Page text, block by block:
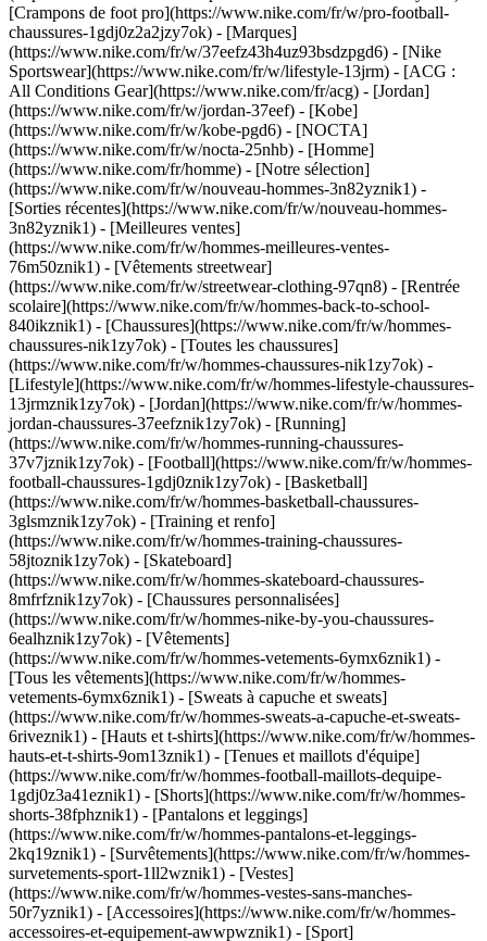
[Crampons de foot pro](https://www.nike.com/fr/w/pro-football-
chaussures-1gdj0z2a2jzy7ok) - [Marques]
(https://www.nike.com/fr/w/37eefz43h4uz93bsdzpgd6) - [Nike
Sportswear](https://www.nike.com/fr/w/lifestyle-13jrm) - [ACG :
All Conditions Gear](https://www.nike.com/fr/acg) - [Jordan]
(https://www.nike.com/fr/w/jordan-37eef) - [Kobe]
(https://www.nike.com/fr/w/kobe-pgd6) - [NOCTA]
(https://www.nike.com/fr/w/nocta-25nhb) - [Homme]
(https://www.nike.com/fr/homme) - [Notre sélection]
(https://www.nike.com/fr/w/nouveau-hommes-3n82yznik1) -
[Sorties récentes](https://www.nike.com/fr/w/nouveau-hommes-
3n82yznik1) - [Meilleures ventes]
(https://www.nike.com/fr/w/hommes-meilleures-ventes-
76m50znik1) - [Vêtements streetwear]
(https://www.nike.com/fr/w/streetwear-clothing-97qn8) - [Rentrée
scolaire](https://www.nike.com/fr/w/hommes-back-to-school-
840ikznik1) - [Chaussures](https://www.nike.com/fr/w/hommes-
chaussures-nik1zy7ok) - [Toutes les chaussures]
(https://www.nike.com/fr/w/hommes-chaussures-nik1zy7ok) -
[Lifestyle](https://www.nike.com/fr/w/hommes-lifestyle-chaussures-
13jrmznik1zy7ok) - [Jordan](https://www.nike.com/fr/w/hommes-
jordan-chaussures-37eefznik1zy7ok) - [Running]
(https://www.nike.com/fr/w/hommes-running-chaussures-
37v7jznik1zy7ok) - [Football](https://www.nike.com/fr/w/hommes-
football-chaussures-1gdj0znik1zy7ok) - [Basketball]
(https://www.nike.com/fr/w/hommes-basketball-chaussures-
3glsmznik1zy7ok) - [Training et renfo]
(https://www.nike.com/fr/w/hommes-training-chaussures-
58jtoznik1zy7ok) - [Skateboard]
(https://www.nike.com/fr/w/hommes-skateboard-chaussures-
8mfrfznik1zy7ok) - [Chaussures personnalisées]
(https://www.nike.com/fr/w/hommes-nike-by-you-chaussures-
6ealhznik1zy7ok) - [Vêtements]
(https://www.nike.com/fr/w/hommes-vetements-6ymx6znik1) -
[Tous les vêtements](https://www.nike.com/fr/w/hommes-
vetements-6ymx6znik1) - [Sweats à capuche et sweats]
(https://www.nike.com/fr/w/hommes-sweats-a-capuche-et-sweats-
6riveznik1) - [Hauts et t-shirts](https://www.nike.com/fr/w/hommes-
hauts-et-t-shirts-9om13znik1) - [Tenues et maillots d'équipe]
(https://www.nike.com/fr/w/hommes-football-maillots-dequipe-
1gdj0z3a41eznik1) - [Shorts](https://www.nike.com/fr/w/hommes-
shorts-38fphznik1) - [Pantalons et leggings]
(https://www.nike.com/fr/w/hommes-pantalons-et-leggings-
2kq19znik1) - [Survêtements](https://www.nike.com/fr/w/hommes-
survetements-sport-1ll2wznik1) - [Vestes]
(https://www.nike.com/fr/w/hommes-vestes-sans-manches-
50r7yznik1) - [Accessoires](https://www.nike.com/fr/w/hommes-
accessoires-et-equipement-awwpwznik1) - [Sport]